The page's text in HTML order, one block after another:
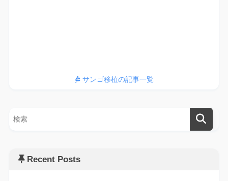
サンゴ移植の記事一覧
Recent Posts